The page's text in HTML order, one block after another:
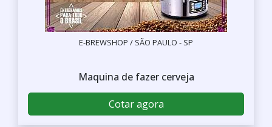
E-BREWSHOP / SÃO PAULO - SP
Maquina de fazer cerveja
Cotar agora